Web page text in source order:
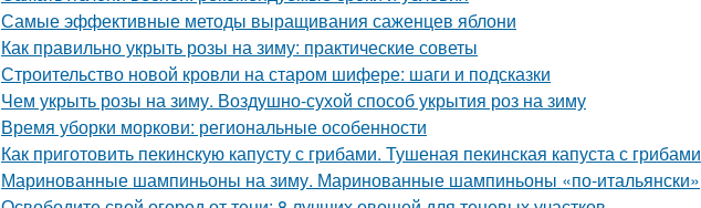
Самые эффективные методы выращивания саженцев яблони
Как правильно укрыть розы на зиму: практические советы
Строительство новой кровли на старом шифере: шаги и подсказки
Чем укрыть розы на зиму. Воздушно-сухой способ укрытия роз на зиму
Время уборки моркови: региональные особенности
Как приготовить пекинскую капусту с грибами. Тушеная пекинская капуста с грибами
Маринованные шампиньоны на зиму. Маринованные шампиньоны «по-итальянски»